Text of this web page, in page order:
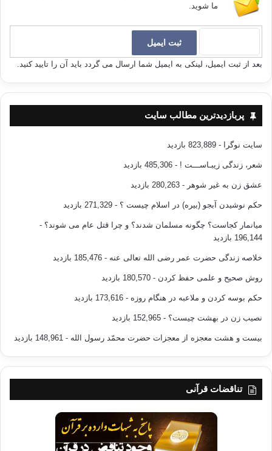
ما شوید.
بعد از ثبت ایمیل، لینکی به ایمیل شما ارسال می گردد باید آن را تایید کنید.
پربازدیدترین مطالب سایت
سایت نوگرا - 823,889 بازدید
شعر، زندگی زیبـاســـت ! - 485,306 بازدید
عشق زن به غیر شوهر - 280,263 بازدید
حکم نوشیدن آبجو (بیره) در اسلام چیست ؟ - 271,329 بازدید
میانمار کجاست؟ چگونه مسلمان شدند؟ و چرا قتل عام می شوند؟ -
196,144 بازدید
خلاصه زندگی حضرت عمر رضی الله تعالی عنه - 185,476 بازدید
روش صحیح و علمی حفظ کردن - 180,570 بازدید
حکم بوسه کردن و ملاعبه در هنگام روزه - 173,616 بازدید
نصیب زن در بهشت چیست؟ - 152,965 بازدید
بیست و هشت معجزه از معجزات حضرت محمّد رسول الله - 148,961 بازدید
تناقضات قرآنی